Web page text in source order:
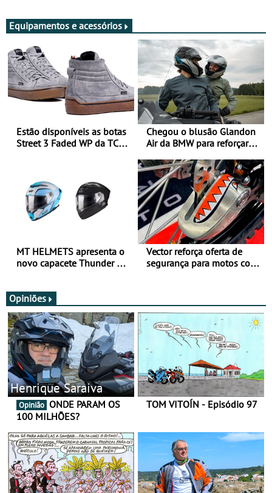
Equipamentos e acessórios
Estão disponíveis as botas
Street 3 Faded WP da TCX
Chegou o blusão Glandon
Air da BMW para reforçar
verão
MT HELMETS apresenta o
novo capacete Thunder 4 R
Vector reforça oferta de
segurança para motos com
Opiniões
Henrique Saraiva
Opinião
100 MILHÕES?
TOM VITOÍN - Episódio 97